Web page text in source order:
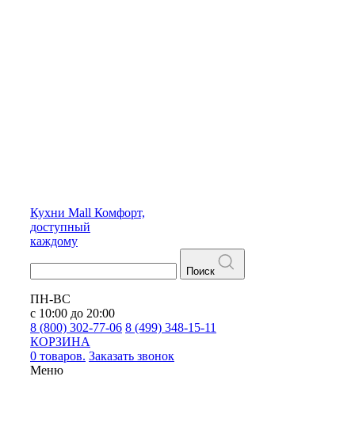
Кухни Mall Комфорт,
доступный
каждому
Поиск
ПН-ВС
с 10:00 до 20:00
8 (800) 302-77-06 8 (499) 348-15-11
КОРЗИНА
0 товаров. Заказать звонок
Меню